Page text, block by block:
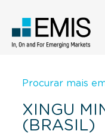
Procurar mais
XINGU
(BRASIL)